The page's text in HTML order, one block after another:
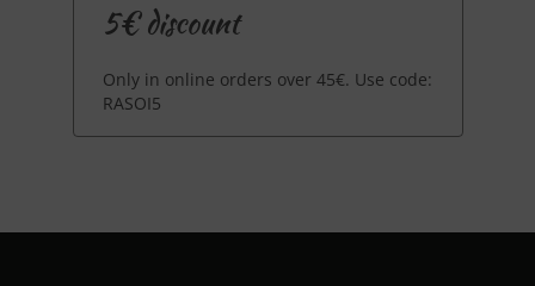
5€ discount
Only in online orders over 45€. Use code:
RASOI5